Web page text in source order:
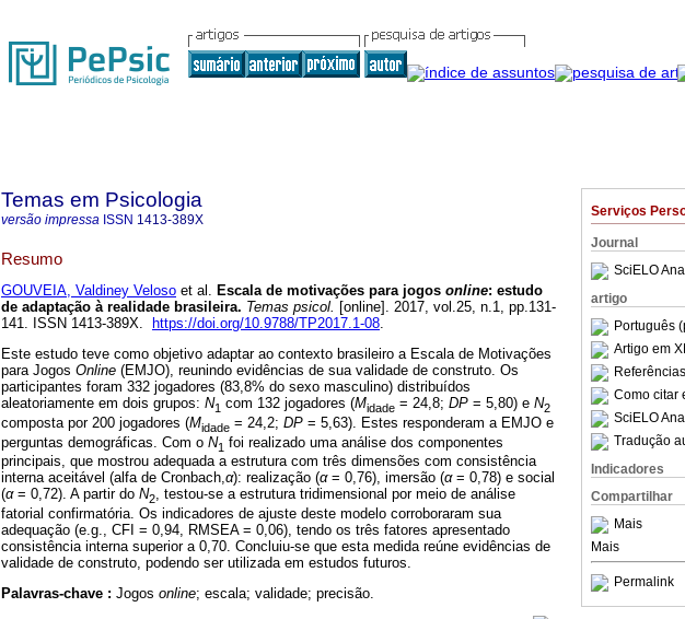
Serviços
Journal
SciELO
artigo
Português
Artigo em
Como citar
SciELO
Tradução
Indicadores
Compartilhar
Mais
Mais
Permalink
Temas em Psicologia
versão impressa ISSN 1413-389X
Resumo
GOUVEIA, Valdiney Veloso et al. Escala de motivações para jogos online: estudo
de adaptação à realidade brasileira. Temas psicol. [online]. 2017, vol.25, n.1, pp.131-
141. ISSN 1413-389X.
https://doi.org/10.9788/TP2017.1-08.
Este estudo teve como objetivo adaptar ao contexto brasileiro a Escala de Motivações
para Jogos Online (EMJO), reunindo evidências de sua validade de construto. Os
participantes foram 332 jogadores (83,8% do sexo masculino) distribuídos
aleatoriamente em dois grupos: N1 com 132 jogadores (Midade = 24,8; DP = 5,80) e N2
composta por 200 jogadores (Midade = 24,2; DP = 5,63). Estes responderam a EMJO e
perguntas demográficas. Com o N1 foi realizado uma análise dos componentes
principais, que mostrou adequada a estrutura com três dimensões com consistência
interna aceitável (alfa de Cronbach,α): realização (α= 0,76), imersão (α= 0,78) e social
(α= 0,72). A partir do N2, testou-se a estrutura tridimensional por meio de análise
fatorial confirmatória. Os indicadores de ajuste deste modelo corroboraram sua
adequação (e.g., CFI = 0,94, RMSEA = 0,06), tendo os três fatores apresentado
consistência interna superior a 0,70. Concluiu-se que esta medida reúne evidências de
validade de construto, podendo ser utilizada em estudos futuros.
Palavras-chave : Jogos online; escala; validade; precisão.